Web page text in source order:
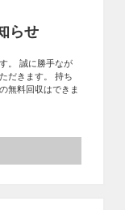
らせ
。 誠に勝手なが
だきます。 持ち
無料回収はできま